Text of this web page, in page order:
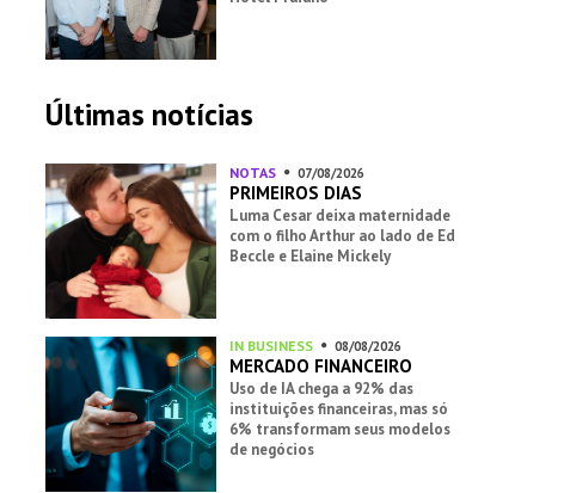
Últimas notícias
NOTAS 07/08/2026
PRIMEIROS DIAS
Luma Cesar deixa maternidade
com o filho Arthur ao lado de Ed
Beccle e Elaine Mickely
IN BUSINESS 08/08/2026
MERCADO FINANCEIRO
Uso de IA chega a 92% das
instituições financeiras, mas só
6% transformam seus modelos
de negócios